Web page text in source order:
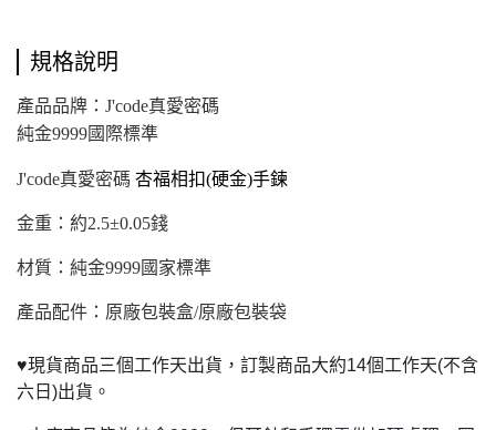
規格說明
產品品牌：J'code真愛密碼
純金9999國際標準
J'code真愛密碼 杏福相扣(硬金)手鍊
金重：約2.5±0.05錢
材質：純金9999國家標準
產品配件：原廠包裝盒/原廠包裝袋
♥現貨商品三個工作天出貨，訂製商品大約14個工作天(不含
六日)出貨。